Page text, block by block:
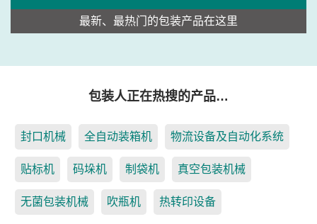
最新、最热门的包装产品在这里
包装人正在热搜的产品…
封口机械 全自动装箱机 物流设备及自动化系统
贴标机 码垛机 制袋机 真空包装机械
无菌包装机械 吹瓶机 热转印设备